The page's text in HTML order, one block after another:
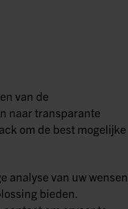
van de
naar transparante
om de best mogelijke
analyse van uw wensen,
bieden.